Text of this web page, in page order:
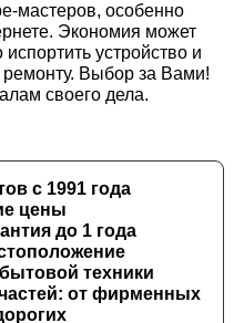
мастеров, особенно
Экономия может
устройство и
ремонту. Выбор за Вами!
своего дела.
с 1991 года
цены
до 1 года
техники
от фирменных